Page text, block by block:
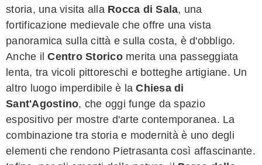
storia, una visita alla Rocca di Sala, una
fortificazione medievale che offre una vista
panoramica sulla città e sulla costa, è d'obbligo.
Anche ilCentro Storicomerita una passeggiata
lenta, tra vicoli pittoreschi e botteghe artigiane. Un
altro luogo imperdibile è laChiesa di
Sant'Agostino, che oggi funge da spazio
espositivo per mostre d'arte contemporanea. La
combinazione tra storia e modernità è uno degli
elementi che rendono Pietrasanta così affascinante.